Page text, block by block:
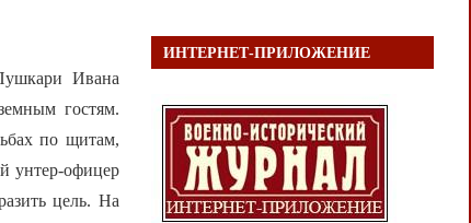
Ивана
гостям.
по щитам,
унтер-офицер
цель. На
ИНТЕРНЕТ-ПРИЛОЖЕНИЕ